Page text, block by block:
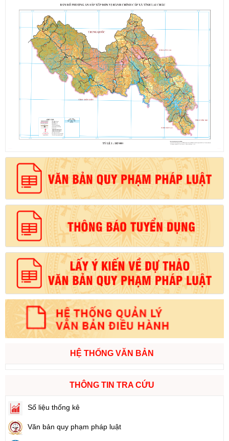
HỆ THỐNG VĂN BẢN
THÔNG TIN TRA CỨU
Số liệu thống kê
Văn bản quy phạm pháp luật